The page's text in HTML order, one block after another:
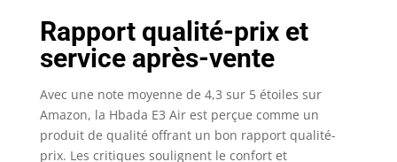
appuie-tête 3D
(rotation biaxiale de
70° + réglage de 4,5
cm) et ses accoudoirs
3D (5 cm avant/arrière,
7 cm hauteur, 40°
latéral). Une
Rapport qualité-prix et
service après-vente
Avec une note moyenne de 4,3 sur 5 étoiles sur
Amazon, la Hbada E3 Air est perçue comme un
produit de qualité offrant un bon rapport qualité-
prix. Les critiques soulignent le confort et